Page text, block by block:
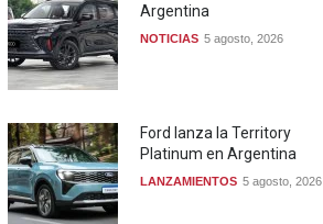
Argentina
NOTICIAS 5 agosto, 2026
Ford lanza la Territory
Platinum en Argentina
LANZAMIENTOS 5 agosto, 2026